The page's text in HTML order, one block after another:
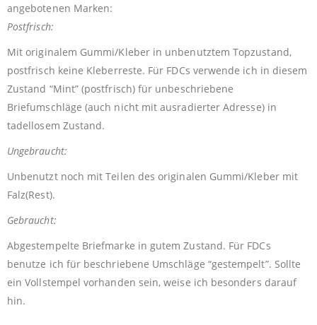
angebotenen Marken:
Postfrisch:
Mit originalem Gummi/Kleber in unbenutztem Topzustand,
postfrisch keine Kleberreste. Für FDCs verwende ich in diesem
Zustand “Mint” (postfrisch) für unbeschriebene
Briefumschläge (auch nicht mit ausradierter Adresse) in
tadellosem Zustand.
Ungebraucht:
Unbenutzt noch mit Teilen des originalen Gummi/Kleber mit
Falz(Rest).
Gebraucht:
Abgestempelte Briefmarke in gutem Zustand. Für FDCs
benutze ich für beschriebene Umschläge “gestempelt”. Sollte
ein Vollstempel vorhanden sein, weise ich besonders darauf
hin.